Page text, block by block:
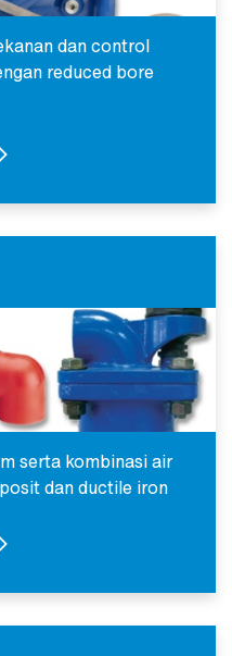
dan control
reduced bore
VALVE
serta kombinasi air
dan ductile iron
VALVE